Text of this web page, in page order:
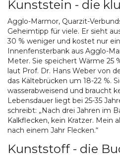
Kunststein - die
Agglo-Marmor, Quarzit-
Geheimtipp für viele. Er sieht
30 % weniger und kostet nur
Innenfensterbank aus Agglo-
Meter. Sie speichert Wärme 25
laut Prof. Dr. Hans Weber von
das Kältebrücken um 18-22 %.
wasserabweisend und braucht
Lebensdauer liegt bei 25-35
schreibt: „Nach drei Jahren im
Kalkflecken, kein Kratzer. Mein
nach einem Jahr Flecken.“
Kunststoff - die